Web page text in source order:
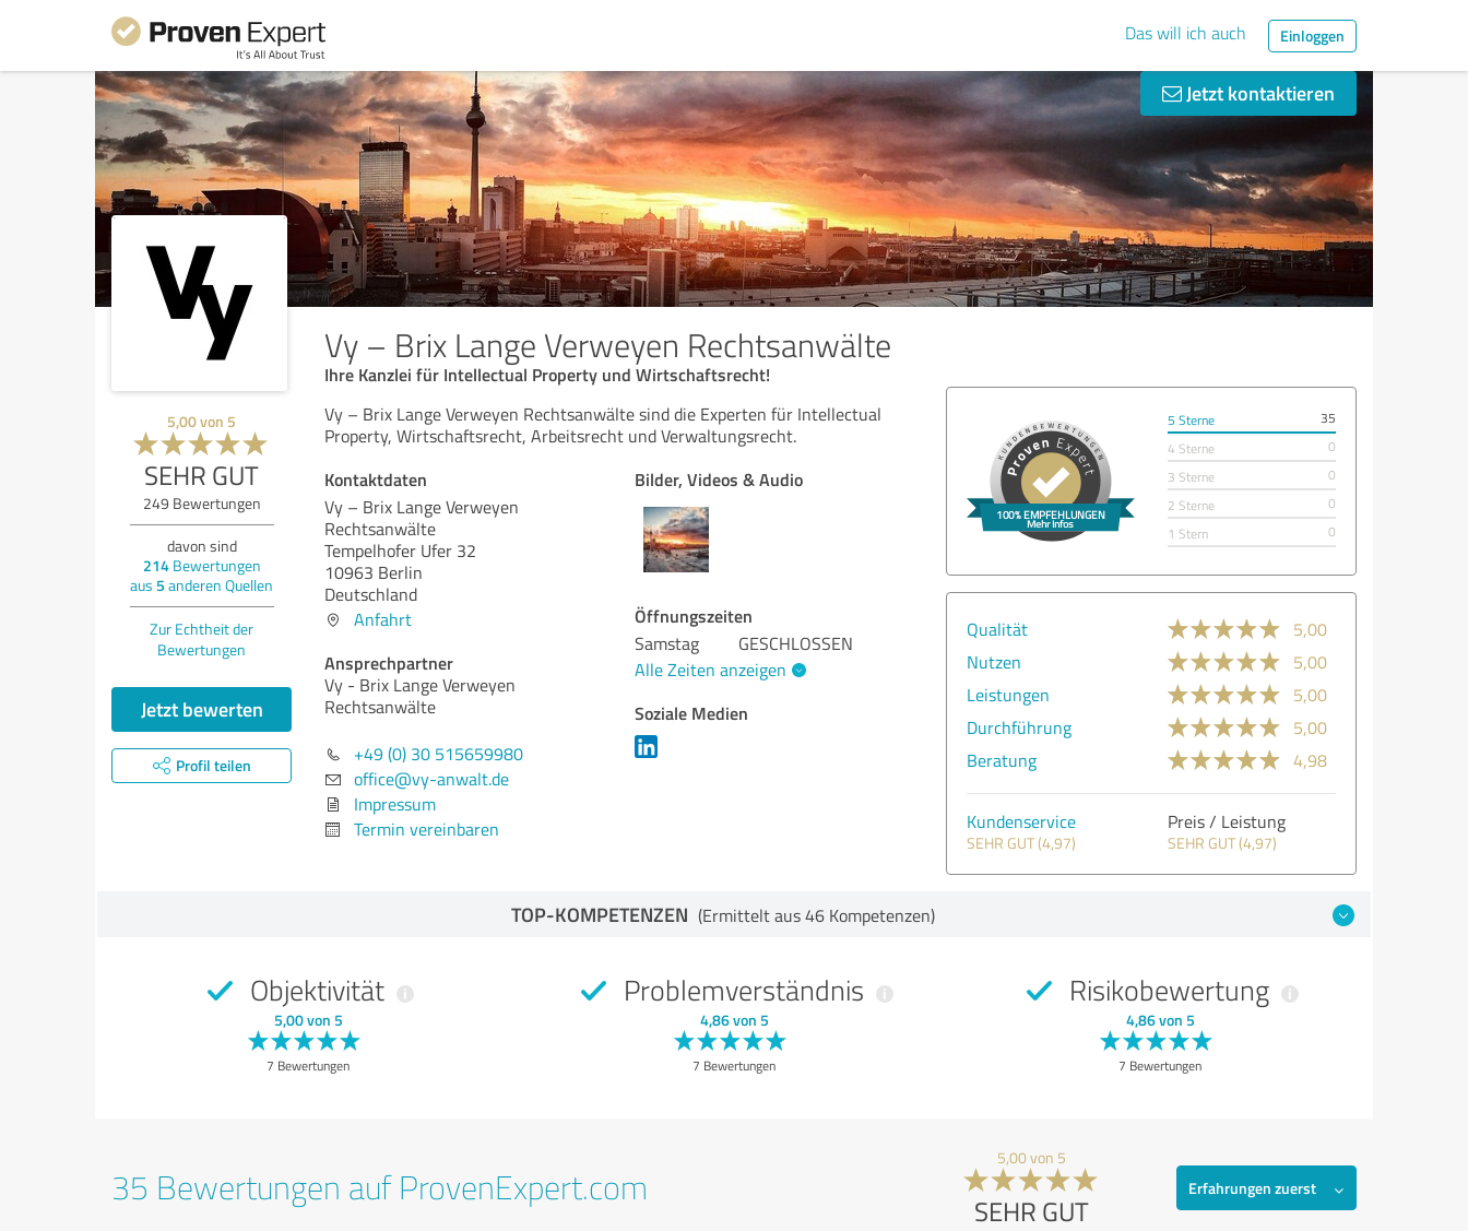
Das will ich auch Einloggen
Jetzt kontaktieren
Vy – Brix Lange Verweyen Rechtsanwälte
Ihre Kanzlei für Intellectual Property und Wirtschaftsrecht!
5,00von 5
SEHR GUT
249 Bewertungen
davon sind
214Bewertungen
aus 5 anderen Quellen
Zur Echtheit der
Bewertungen
Jetzt bewerten
Profil teilen
Vy – Brix Lange Verweyen Rechtsanwälte sind die Experten für Intellectual
Property, Wirtschaftsrecht, Arbeitsrecht und Verwaltungsrecht.
Kontaktdaten
Vy – Brix Lange Verweyen
Rechtsanwälte
Tempelhofer Ufer 32
10963 Berlin
Deutschland
Anfahrt
Ansprechpartner
Vy - Brix Lange Verweyen
Rechtsanwälte
+49 (0) 30 515659980
office@vy-anwalt.de
Impressum
Termin vereinbaren
Bilder, Videos & Audio
Öffnungszeiten
Samstag
GESCHLOSSEN
Alle Zeiten anzeigen
Soziale Medien
5 Sterne
35
4 Sterne
0
3 Sterne
0
2 Sterne
0
1 Stern
0
Qualität
5,00
Nutzen
5,00
Leistungen
5,00
Durchführung
5,00
Beratung
4,98
Kundenservice
SEHR GUT (4,97)
Preis / Leistung
SEHR GUT (4,97)
TOP-KOMPETENZEN (Ermittelt aus 46 Kompetenzen)
Objektivität
5,00 von 5
7 Bewertungen
Problemverständnis
4,86 von 5
7 Bewertungen
Risikobewertung
4,86 von 5
7 Bewertungen
35 Bewertungen auf ProvenExpert.com
5,00 von 5
SEHR GUT
Erfahrungen zuerst